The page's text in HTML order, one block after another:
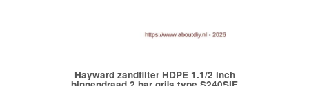
Hayward zandfilter HDPE 1.1/2 inch